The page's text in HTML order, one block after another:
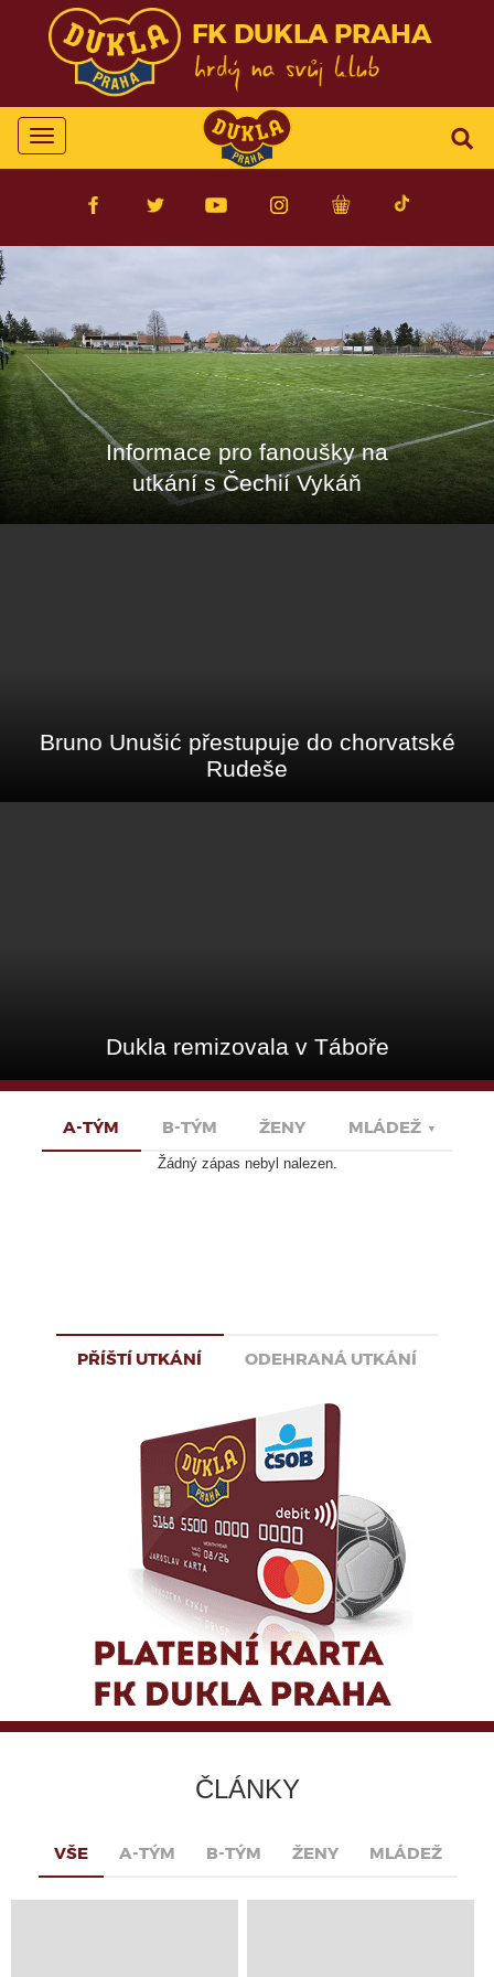
FK DUKLA PRAHA
Toggle
navigation
Informace pro fanoušky na
utkání s Čechií Vykáň
Bruno Unušić přestupuje do chorvatské
Rudeše
Dukla remizovala v Táboře
A-TÝM B-TÝM ŽENY MLÁDEŽ ▼
Žádný zápas nebyl nalezen.
PŘÍŠTÍ UTKÁNÍ ODEHRANÁ UTKÁNÍ
ČLÁNKY
VŠE A-TÝM B-TÝM ŽENY MLÁDEŽ